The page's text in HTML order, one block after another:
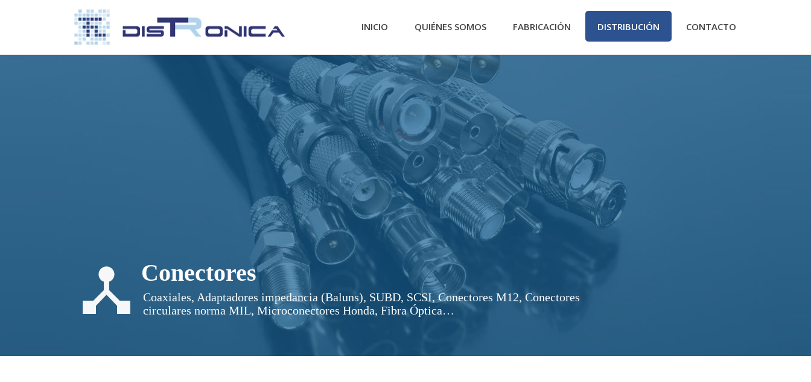
INICIO QUIÉNES SOMOS FABRICACIÓN DISTRIBUCIÓN CONTACTO
Conectores
Coaxiales, Adaptadores impedancia (Baluns), SUBD, SCSI, Conectores M12, Conectores
circulares norma MIL, Microconectores Honda, Fibra Óptica…